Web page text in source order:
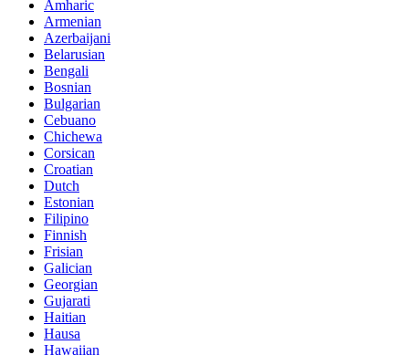
Amharic
Armenian
Azerbaijani
Belarusian
Bengali
Bosnian
Bulgarian
Cebuano
Chichewa
Corsican
Croatian
Dutch
Estonian
Filipino
Finnish
Frisian
Galician
Georgian
Gujarati
Haitian
Hausa
Hawaiian